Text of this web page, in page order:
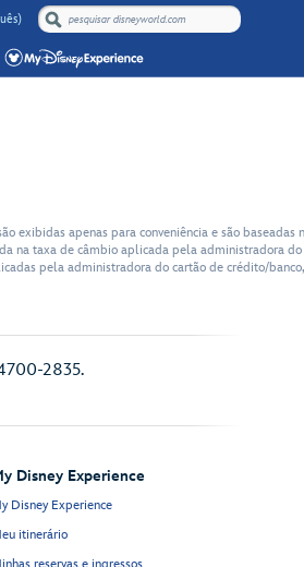
exibidas apenas para conveniência e são baseadas
na taxa de câmbio aplicada pela administradora
pela administradora do cartão de crédito/
2835.
Disney Experience
Disney Experience
itinerário